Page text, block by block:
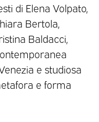
di Elena Volpato,
Bertola,
Baldacci,
e studiosa
e forma